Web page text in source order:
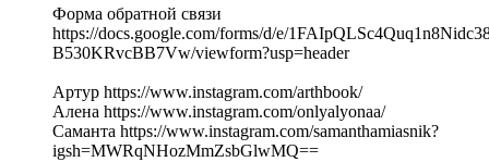
Форма обратной связи
https://docs.google.com/forms/d/e/
B530KRvcBB7Vw/viewform?usp=header
Артур https://www.instagram.com/arthbook/
Алена https://www.instagram.com/onlyalyonaa/
Саманта https://www.instagram.com/samanthamiasnik?
igsh=MWRqNHozMmZsbGlwMQ==